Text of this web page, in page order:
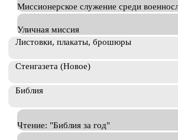
Миссионерское служение среди
Уличная миссия
Листовки, плакаты, брошюры
Стенгазета (Новое)
Библия
Чтение: "Библия за год"